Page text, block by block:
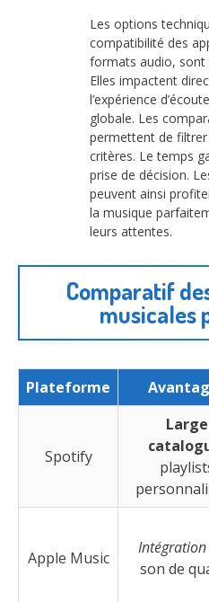
Les options
compatibilité des
formats audio, sont
Elles impactent
l’expérience
globale. Les
permettent de
critères. Le temps
prise de décision.
peuvent ainsi
la musique
leurs attentes.
Comparatif
musicales
Plateforme
Spotify
Large
Apple Music
Intégration
son de